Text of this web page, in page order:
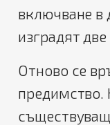
включване в
изградят
Отново се
предимство.